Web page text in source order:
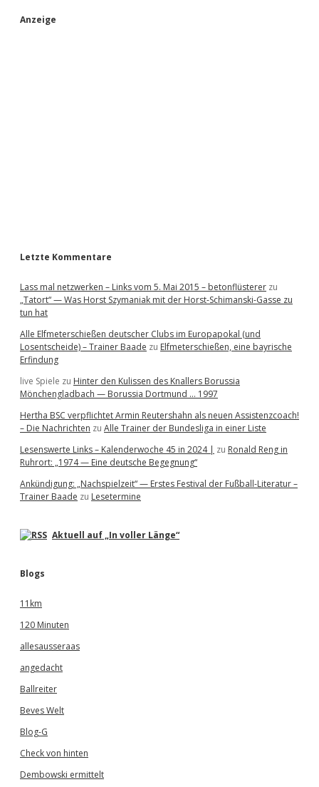
S
Anzeige
Letzte Kommentare
Lass mal netzwerken – Links vom 5. Mai 2015 – betonflüsterer zu
„Tatort“ — Was Horst Szymaniak mit der Horst-Schimanski-Gasse zu
tun hat
Alle Elfmeterschießen deutscher Clubs im Europapokal (und
Losentscheide) – Trainer Baade zu Elfmeterschießen, eine bayrische
Erfindung
live Spiele zu Hinter den Kulissen des Knallers Borussia
Mönchengladbach — Borussia Dortmund … 1997
Hertha BSC verpflichtet Armin Reutershahn als neuen Assistenzcoach!
– Die Nachrichten zu Alle Trainer der Bundesliga in einer Liste
Lesenswerte Links – Kalenderwoche 45 in 2024 | zu Ronald Reng in
Ruhrort: „1974 — Eine deutsche Begegnung“
Ankündigung: „Nachspielzeit“ — Erstes Festival der Fußball-Literatur –
Trainer Baade zu Lesetermine
Aktuell auf „In voller Länge“
Blogs
11km
120 Minuten
allesausseraas
angedacht
Ballreiter
Beves Welt
Blog-G
Check von hinten
Dembowski ermittelt